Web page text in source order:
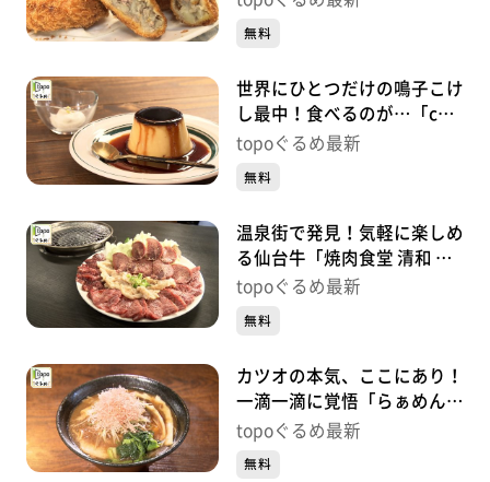
無料
世界にひとつだけの鳴子こけ
し最中！食べるのが…「cafe
gutto」（大崎市鳴子温泉湯
topoぐるめ最新
無料
温泉街で発見！気軽に楽しめ
る仙台牛「焼肉食堂 清和 鳴
子店」（大崎市鳴子温泉湯
topoぐるめ最新
無料
カツオの本気、ここにあり！
一滴一滴に覚悟「らぁめん鰹
の本気 愛子店」（青葉区栗
topoぐるめ最新
無料